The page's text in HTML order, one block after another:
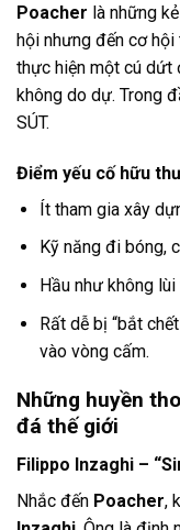
Poacher là những
hội nhưng đến cơ
thực hiện một cú dứt
không do dự. Trong
SÚT.
Điểm yếu cố hữu
Ít tham gia xây
Kỹ năng đi bóng,
Hầu như không
Rất dễ bị “bắt
vào vòng cấm.
Những huyền
đá thế giới
Filippo Inzaghi –
Nhắc đến Poacher,